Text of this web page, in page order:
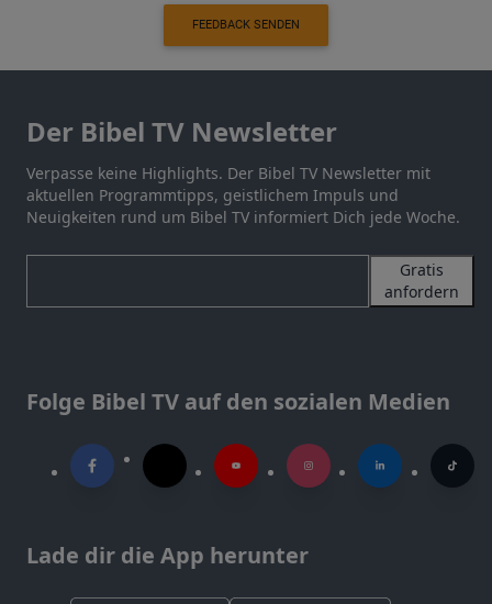
FEEDBACK SENDEN
Der Bibel TV Newsletter
Verpasse keine Highlights. Der Bibel TV Newsletter mit
aktuellen Programmtipps, geistlichem Impuls und
Neuigkeiten rund um Bibel TV informiert Dich jede Woche.
Gratis
anfordern
Folge Bibel TV auf den sozialen Medien
Lade dir die App herunter